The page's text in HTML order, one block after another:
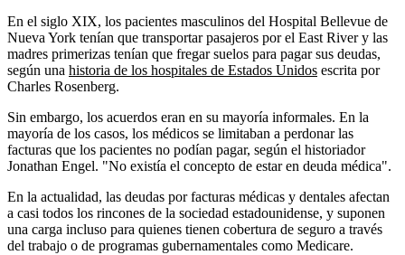
En el siglo XIX, los pacientes masculinos del Hospital Bellevue de
Nueva York tenían que transportar pasajeros por el East River y las
madres primerizas tenían que fregar suelos para pagar sus deudas,
según una historia de los hospitales de Estados Unidos escrita por
Charles Rosenberg.
Sin embargo, los acuerdos eran en su mayoría informales. En la
mayoría de los casos, los médicos se limitaban a perdonar las
facturas que los pacientes no podían pagar, según el historiador
Jonathan Engel. "No existía el concepto de estar en deuda médica".
En la actualidad, las deudas por facturas médicas y dentales afectan
a casi todos los rincones de la sociedad estadounidense, y suponen
una carga incluso para quienes tienen cobertura de seguro a través
del trabajo o de programas gubernamentales como Medicare.